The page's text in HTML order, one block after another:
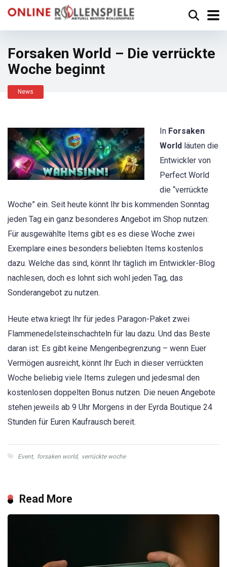
Forsaken World – Die verrückte
Woche beginnt
News
In Forsaken
World läuten die
Entwickler von
Perfect World
die “verrückte
Woche” ein. Seit heute könnt Ihr bis kommenden Sonntag
jeden Tag ein ganz besonderes Angebot im Shop nutzen:
Für ausgewählte Items gibt es es diese Woche zwei
Exemplare eines besonders beliebten Items kostenlos
dazu. Welche das sind, könnt Ihr täglich im Entwickler-Blog
nachlesen, doch es lohnt sich wohl jeden Tag, das
Sonderangebot zu nutzen.
Heute etwa kriegt Ihr für jedes Paragon-Paket zwei
Flammenedelsteinschachteln für lau dazu. Und das Beste
daran ist: Es gibt keine Mengenbegrenzung – wenn Euer
Vermögen ausreicht, könnt Ihr Euch in dieser verrückten
Woche beliebig viele Items zulegen und jedesmal den
kostenlosen doppelten Bonus nutzen. Die neuen Angebote
stehen jeweils ab 9 Uhr Morgens in der Eyrda Boutique 24
Stunden für Euren Kaufrausch bereit.
Event, forsaken world, verrückte woche
Read More